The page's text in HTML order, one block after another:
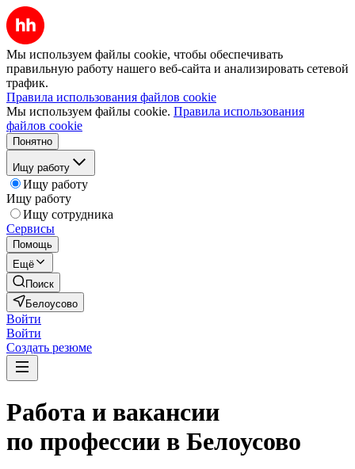
Мы используем файлы cookie, чтобы обеспечивать
правильную работу нашего веб-сайта и анализировать сетевой
трафик.
Правила использования файлов cookie
Мы используем файлы cookie. Правила использования
файлов cookie
Понятно
Ищу работу
Ищу работу
Ищу работу
Ищу сотрудника
Сервисы
Помощь
Ещё
Поиск
Белоусово
Войти
Войти
Создать резюме
Работа и вакансии
по профессии в Белоусово